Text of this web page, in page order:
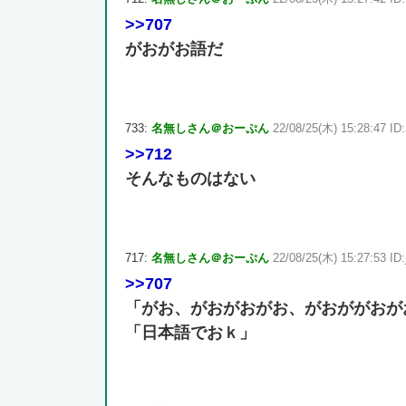
>>707
がおがお語だ
733: 名無しさん＠おーぷん 22/08/25(木) 15:28:47
>>712
そんなものはない
717: 名無しさん＠おーぷん 22/08/25(木) 15:27:53
>>707
「がお、がおがおがお、がおががおが
「日本語でおｋ」